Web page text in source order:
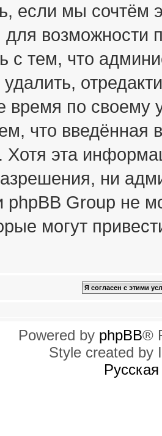
если мы
для возможности
с тем, что
время по своему
что
Хотя эта
ни
Group не
могут
Powered by phpBB®
Style created by